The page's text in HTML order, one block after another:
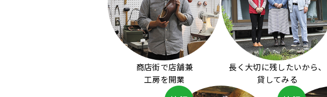
商店街で店舗兼
工房を開業
長く大切に残したいから、
貸してみる